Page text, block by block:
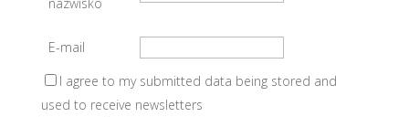
E-mail
I agree to my submitted data being stored and
used to receive newsletters